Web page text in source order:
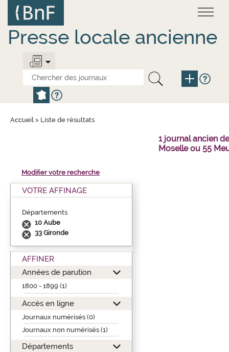
contenu
principal
Presse locale ancienne
Accueil > Liste de résultats
1 journal ancien
Moselle ou 55
Modifier votre recherche
VOTRE AFFINAGE
Départements
10 Aube
33 Gironde
AFFINER
Années de parution
1800 - 1899 (1)
Accès en ligne
Journaux numérisés (0)
Journaux non numérisés (1)
Départements
Panneau de gestion des cookies